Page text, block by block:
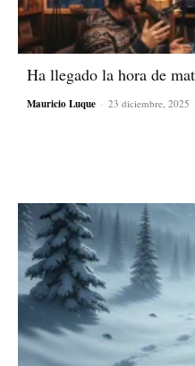
Ha llegado la hora de
Mauricio Luque - 23 diciembre, 2025